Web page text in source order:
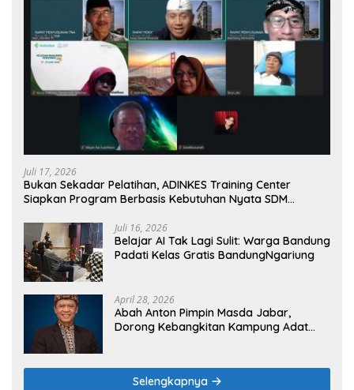
Juli 17, 2026
Bukan Sekadar Pelatihan, ADINKES Training Center
Siapkan Program Berbasis Kebutuhan Nyata SDM
Juli 16, 2026
Belajar AI Tak Lagi Sulit: Warga Bandung
Padati Kelas Gratis BandungNgariung
April 28, 2026
Abah Anton Pimpin Masda Jabar,
Dorong Kebangkitan Kampung Adat
Selengkapnya